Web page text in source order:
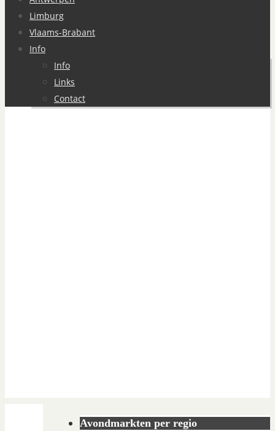
Limburg
Vlaams-Brabant
Info
Info
Links
Contact
Avondmarkten per regio